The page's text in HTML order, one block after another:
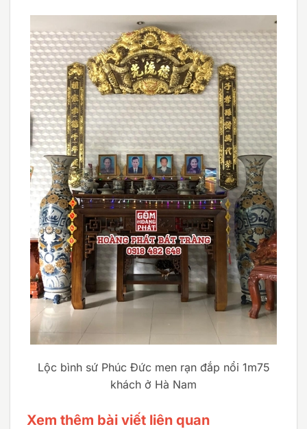
Lộc bình sứ Phúc Đức men rạn đắp nổi 1m75
khách ở Hà Nam
Xem thêm bài viết liên quan